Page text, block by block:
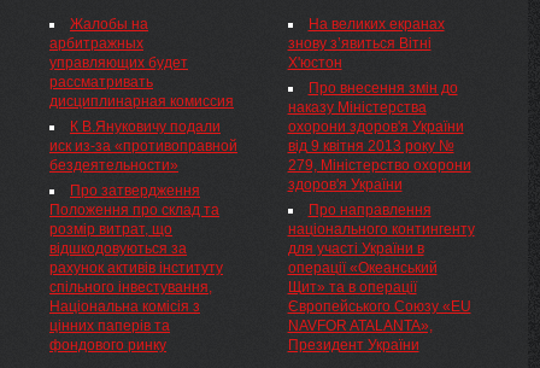
Киева по регистрации
кандидата в депутаты
Верховного Совета экс-
замглавы СБУ Владимира
Сацюка.
Жалобы на
арбитражных
управляющих будет
рассматривать
дисциплинарная комиссия
К В.Януковичу подали
иск из-за «противоправной
бездеятельности»
Про затвердження
Положення про склад та
розмір витрат, що
відшкодовуються за
рахунок активів інституту
спільного інвестування,
Національна комісія з
цінних паперів та
фондового ринку
«О создании свободной
экономической зоны «Крым» и
об особенностях
осуществления экономической
деятельности на временно
оккупированной территории
Украины».
На великих екранах
знову з’явиться Вітні
Х'юстон
Про внесення змін до
наказу Міністерства
охорони здоров'я України
від 9 квітня 2013 року №
279, Міністерство охорони
здоров'я України
Про направлення
національного контингенту
для участі України в
операції «Океанський
Щит» та в операції
Європейського Союзу «EU
NAVFOR ATALANTA»,
Президент України